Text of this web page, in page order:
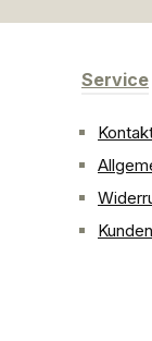
Service